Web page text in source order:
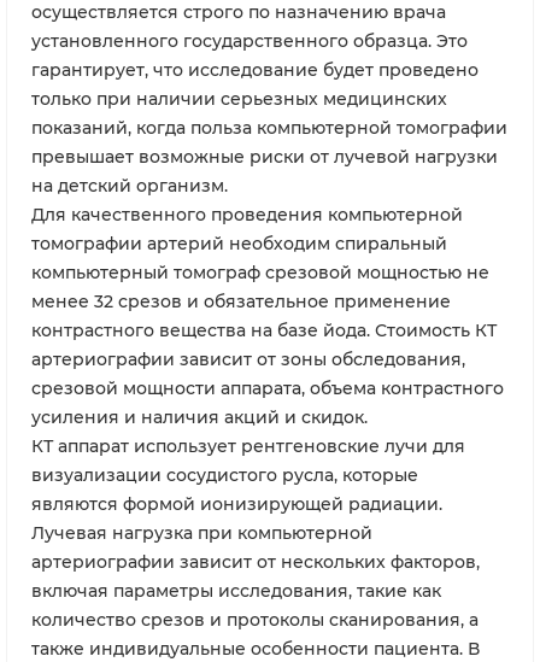
осуществляется строго по назначению врача
установленного государственного образца. Это
гарантирует, что исследование будет проведено
только при наличии серьезных медицинских
показаний, когда польза компьютерной томографии
превышает возможные риски от лучевой нагрузки
на детский организм.
Для качественного проведения компьютерной
томографии артерий необходим спиральный
компьютерный томограф срезовой мощностью не
менее 32 срезов и обязательное применение
контрастного вещества на базе йода. Стоимость КТ
артериографии зависит от зоны обследования,
срезовой мощности аппарата, объема контрастного
усиления и наличия акций и скидок.
КТ аппарат использует рентгеновские лучи для
визуализации сосудистого русла, которые
являются формой ионизирующей радиации.
Лучевая нагрузка при компьютерной
артериографии зависит от нескольких факторов,
включая параметры исследования, такие как
количество срезов и протоколы сканирования, а
также индивидуальные особенности пациента. В